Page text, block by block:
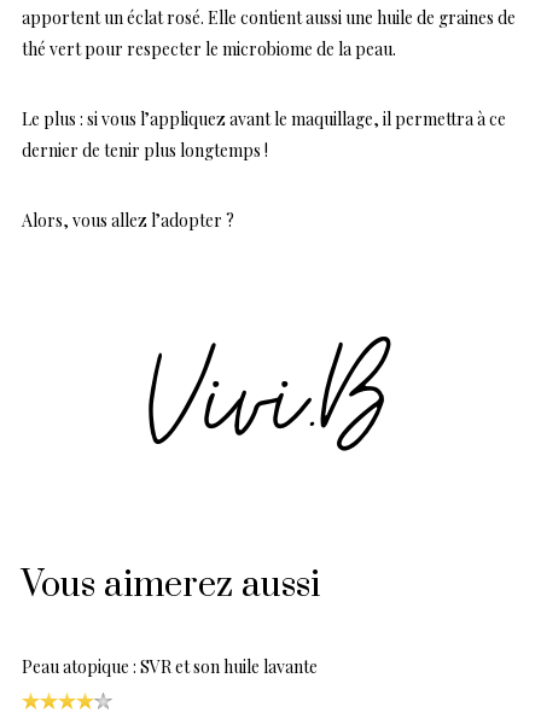
apportent un éclat rosé. Elle contient aussi une huile de graines de
thé vert pour respecter le microbiome de la peau.
Le plus : si vous l’appliquez avant le maquillage, il permettra à ce
dernier de tenir plus longtemps !
Alors, vous allez l’adopter ?
Vous aimerez aussi
Peau atopique : SVR et son huile lavante